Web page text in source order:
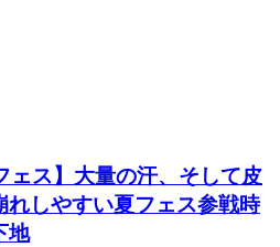
ェス】大量の汗、そして皮
れしやすい夏フェス参戦時
地